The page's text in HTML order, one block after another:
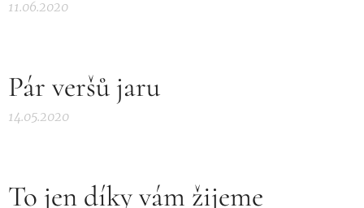
11.06.2020
Pár veršů jaru
14.05.2020
To jen díky vám žijeme